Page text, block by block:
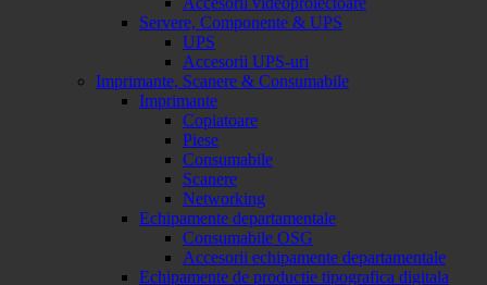
Servere, Componente & UPS
UPS
Accesorii UPS-uri
Imprimante, Scanere & Consumabile
Imprimante
Copiatoare
Piese
Consumabile
Scanere
Networking
Echipamente departamentale
Consumabile OSG
Accesorii echipamente departamentale
Echipamente de productie tipografica digitala